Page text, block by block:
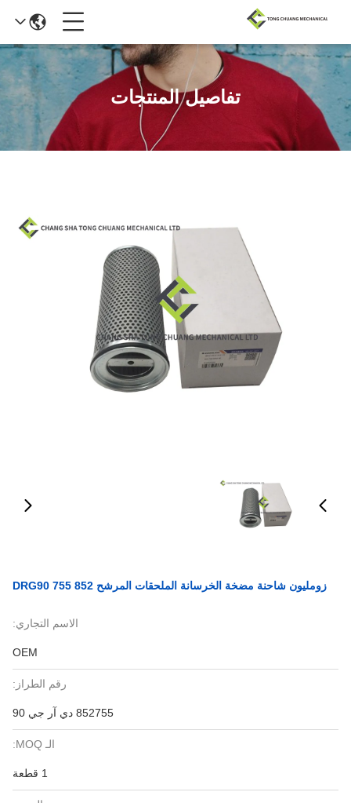
تفاصيل المنتجات
زومليون شاحنة مضخة الخرسانة الملحقات المرشح 852 755 DRG90
الاسم التجاري:
OEM
رقم الطراز:
852755 دي آر جي 90
الـ MOQ:
1 قطعة